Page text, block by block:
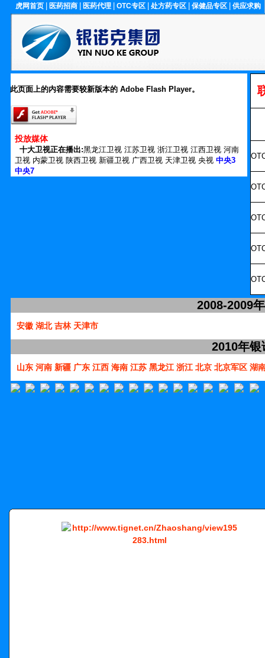
虎网首页 医药招商 医药代理 OTC专区 处方药专区 保健品专区 供应求购
此页面上的内容需要较新版本的 Adobe Flash Player。
投放媒体
十大卫视正在播出:黑龙江卫视 江苏卫视 浙江卫视 江西卫视 河南
卫视 内蒙卫视 陕西卫视 新疆卫视 广西卫视 天津卫视 央视中央3
中央7
2008-2009
安徽 湖北 吉林 天津市
2010年
山东 河南 新疆 广东 江西 海南 江苏 黑龙江 浙江 北京 北京军区 湖